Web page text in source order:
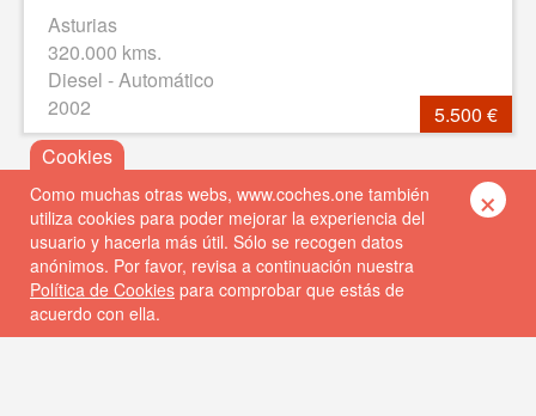
Asturias
320.000 kms.
Diesel - Automático
2002
5.500 €
Como muchas otras webs, www.coches.one también
utiliza cookies para poder mejorar la experiencia del
usuario y hacerla más útil. Sólo se recogen datos
anónimos. Por favor, revisa a continuación nuestra
Política de Cookies para comprobar que estás de
acuerdo con ella.
×